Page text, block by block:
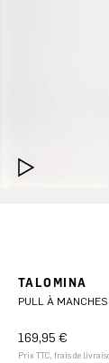
TALOMINA
PULL À
169,95 €
Prix TTC, frais de